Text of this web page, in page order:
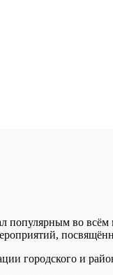
во
городского и